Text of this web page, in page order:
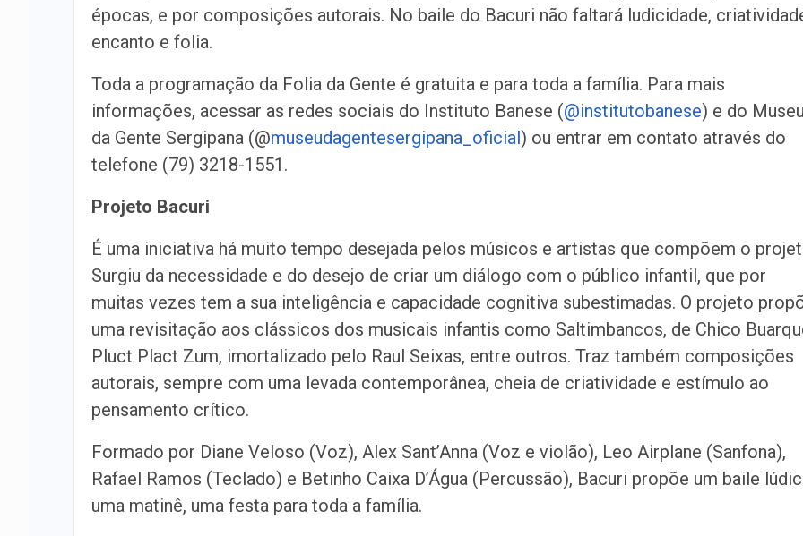
épocas, e por composições autorais. No baile do Bacuri não faltará ludicidade,
encanto e folia.
Toda a programação da Folia da Gente é gratuita e para toda a família. Para mais
informações, acessar as redes sociais do Instituto Banese (@institutobanese) e do
da Gente Sergipana (@museudagentesergipana_oficial) ou entrar em contato através do
telefone (79) 3218-1551.
Projeto Bacuri
É uma iniciativa há muito tempo desejada pelos músicos e artistas que compõem o
Surgiu da necessidade e do desejo de criar um diálogo com o público infantil, que por
muitas vezes tem a sua inteligência e capacidade cognitiva subestimadas. O projeto
uma revisitação aos clássicos dos musicais infantis como Saltimbancos, de Chico
Pluct Plact Zum, imortalizado pelo Raul Seixas, entre outros. Traz também composições
autorais, sempre com uma levada contemporânea, cheia de criatividade e estímulo ao
pensamento crítico.
Formado por Diane Veloso (Voz), Alex Sant’Anna (Voz e violão), Leo Airplane (Sanfona),
Rafael Ramos (Teclado) e Betinho Caixa D’Água (Percussão), Bacuri propõe um baile
uma matinê, uma festa para toda a família.